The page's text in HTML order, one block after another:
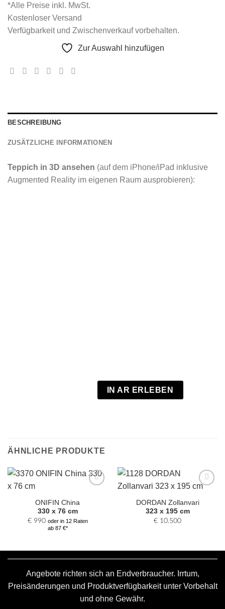
*Alle Preise inkl. MwSt.
Kostenloser Versand
Verfügbarkeit und Zwischenverkauf vorbehalten.
Zur Auswahl hinzufügen
BESCHREIBUNG
ZUSÄTZLICHE INFORMATIONEN
Teppich in 3D ansehen (auf dem iPhone/iPad inklusive
Augmented Reality im eigenen Raum ausprobieren):
IN AR ERLEBEN
ÄHNLICHE PRODUKTE
hinzufügen
ONIFIN China
330 x 76 cm
€990 oder in 12 Raten
ab 87 €*
Auswahl
hinzufügen
DORDAN Zollanvari
323 x 195 cm
€ 10.500
Angebote richten sich an Endverbraucher. Irrtum,
Preisänderungen und Produktverfügbarkeit unter Vorbehalt
und ohne Gewähr.